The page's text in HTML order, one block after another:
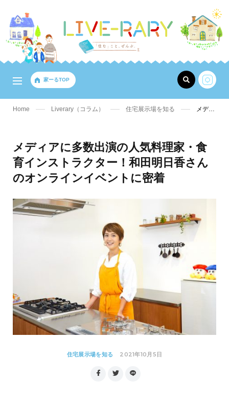
家ーるTOP
Home Liverary（コラム） 住宅展示場を知る メディアに多数出演の人気料理家・食育インストラクター！和田明日香さんのオンラインイベントに密着
メディアに多数出演の人気料理家・食
育インストラクター！和田明日香さん
のオンラインイベントに密着
住宅展示場を知る 2021年10月5日